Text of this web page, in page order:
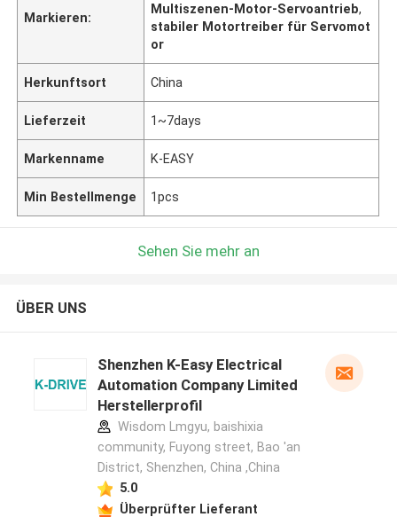
Markieren:
Multiszenen-Motor-Servoantrieb,
stabiler Motortreiber für Servomot
or
Herkunftsort China
Lieferzeit 1~7days
Markenname K-EASY
Min Bestellmenge 1pcs
Sehen Sie mehr an
ÜBER UNS
Shenzhen K-Easy Electrical
Automation Company Limited
Herstellerprofil
Wisdom Lmgyu, baishixia
community, Fuyong street, Bao 'an
District, Shenzhen, China ,China
5.0
Überprüfter Lieferant